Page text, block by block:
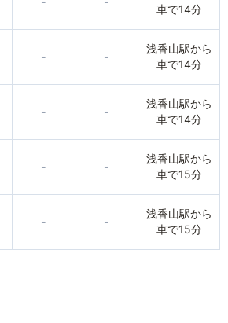
車で14分
- -
浅香山駅から
車で14分
- -
浅香山駅から
車で14分
- -
浅香山駅から
車で15分
- -
浅香山駅から
車で15分